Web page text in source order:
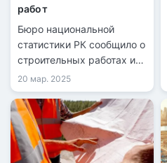
работ
Бюро национальной
статистики РК сообщило о
строительных работах и
вводе объектов в
эксплуатацию за январь-
февраль 2025 года.
20 мар. 2025